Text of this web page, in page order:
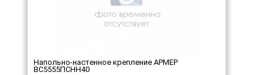
Напольно-настенное крепление АРМЕР
ВС5555ПСНН40